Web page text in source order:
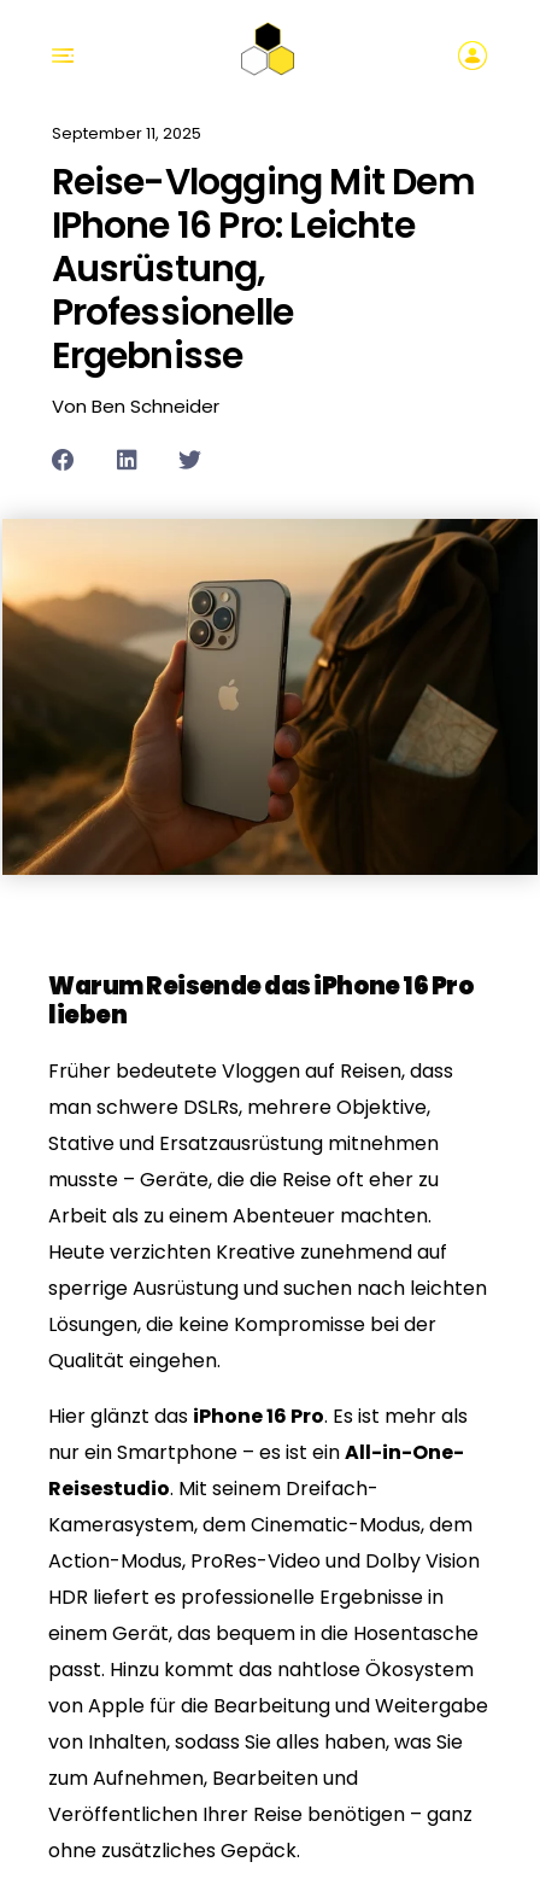
September 11, 2025
Reise-Vlogging Mit Dem
IPhone 16 Pro: Leichte
Ausrüstung,
Professionelle
Ergebnisse
Von Ben Schneider
Warum Reisende das iPhone 16 Pro
lieben
Früher bedeutete Vloggen auf Reisen, dass
man schwere DSLRs, mehrere Objektive,
Stative und Ersatzausrüstung mitnehmen
musste – Geräte, die die Reise oft eher zu
Arbeit als zu einem Abenteuer machten.
Heute verzichten Kreative zunehmend auf
sperrige Ausrüstung und suchen nach leichten
Lösungen, die keine Kompromisse bei der
Qualität eingehen.
Hier glänzt das iPhone 16 Pro. Es ist mehr als
nur ein Smartphone – es ist einAll-in-One-
Reisestudio. Mit seinem Dreifach-
Kamerasystem, dem Cinematic-Modus, dem
Action-Modus, ProRes-Video und Dolby Vision
HDR liefert es professionelle Ergebnisse in
einem Gerät, das bequem in die Hosentasche
passt. Hinzu kommt das nahtlose Ökosystem
von Apple für die Bearbeitung und Weitergabe
von Inhalten, sodass Sie alles haben, was Sie
zum Aufnehmen, Bearbeiten und
Veröffentlichen Ihrer Reise benötigen – ganz
ohne zusätzliches Gepäck.